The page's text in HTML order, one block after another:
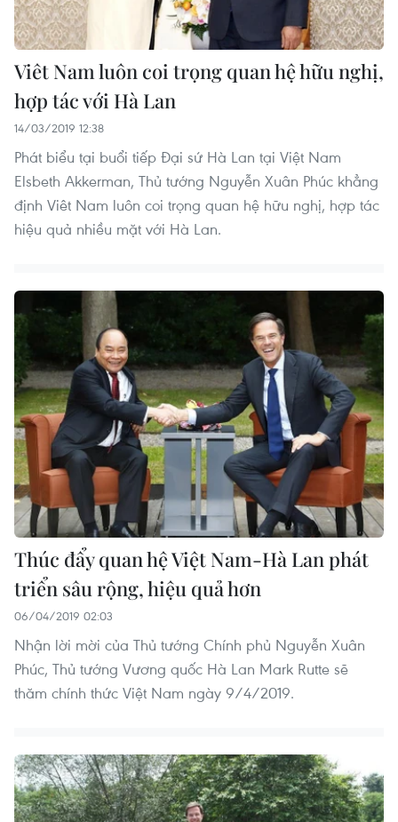
Viêt Nam luôn coi trọng quan hệ hữu nghị,
hợp tác với Hà Lan
14/03/2019 12:38
Phát biểu tại buổi tiếp Đại sứ Hà Lan tại Việt Nam
Elsbeth Akkerman, Thủ tướng Nguyễn Xuân Phúc khẳng
định Viêt Nam luôn coi trọng quan hệ hữu nghị, hợp tác
hiệu quả nhiều mặt với Hà Lan.
Thúc đẩy quan hệ Việt Nam-Hà Lan phát
triển sâu rộng, hiệu quả hơn
06/04/2019 02:03
Nhận lời mời của Thủ tướng Chính phủ Nguyễn Xuân
Phúc, Thủ tướng Vương quốc Hà Lan Mark Rutte sẽ
thăm chính thức Việt Nam ngày 9/4/2019.